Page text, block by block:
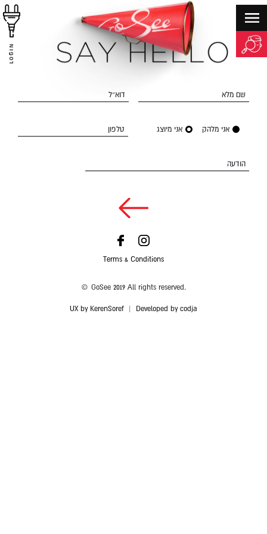
LOGIN
שם מלא דוא״ל
אני מלהק אני מיוצג טלפון
הודעה
Terms & Conditions
© GoSee 2019 All rights reserved.
UX by KerenSoref Developed by codja